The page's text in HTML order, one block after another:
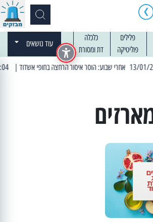
פלילים
כלכלה
פוליטיקה דת ומסורת
עוד נושאים
| 13:04 14/01/2025 עובדים בלילות: עבודות קרצוף וריבוד אספלט